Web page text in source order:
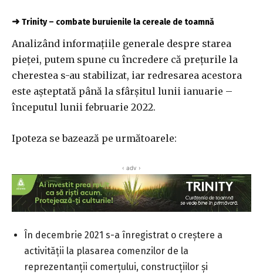
➜ Trinity – combate buruienile la cereale de toamnă
Analizând informațiile generale despre starea
pieței, putem spune cu încredere că prețurile la
cherestea s-au stabilizat, iar redresarea acestora
este așteptată până la sfârșitul lunii ianuarie –
începutul lunii februarie 2022.
Ipoteza se bazează pe următoarele:
‹ adv ›
În decembrie 2021 s-a înregistrat o creștere a
activității la plasarea comenzilor de la
reprezentanții comerțului, construcțiilor și